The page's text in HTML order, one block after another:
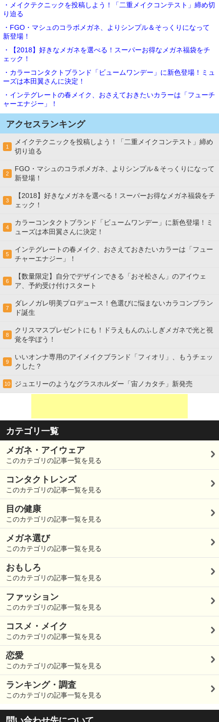
・メイクテクニックを投稿しよう！「二重メイクコンテスト」締め切
り迫る
・FGO・マシュのコラボメガネ、よりシンプル＆そっくりになって
新登場！
・【2018】好きなメガネを選べる！スーパーお得なメガネ福袋をチ
ェック！
・カラーコンタクトブランド「ビュームワンデー」に新色登場！ミュ
ーズは本田翼さんに決定！
・インテグレートの春メイク、おさえておきたいカラーは「フューチ
ャーエナジー」！
アクセスランキング
1
メイクテクニックを投稿しよう！「二重メイクコンテスト」締め
切り迫る
2
FGO・マシュのコラボメガネ、よりシンプル＆そっくりになって
新登場！
3
【2018】好きなメガネを選べる！スーパーお得なメガネ福袋をチ
ェック！
4
カラーコンタクトブランド「ビュームワンデー」に新色登場！ミ
ューズは本田翼さんに決定！
5
インテグレートの春メイク、おさえておきたいカラーは「フュー
チャーエナジー」！
6
【数量限定】自分でデザインできる「おそ松さん」のアイウェ
ア、予約受け付けスタート
7
ダレノガレ明美プロデュース！色選びに悩まないカラコンブラン
ド誕生
8
クリスマスプレゼントにも！ドラえもんのふしぎメガネで光と視
覚を学ぼう！
9
いいオンナ専用のアイメイクブランド「フィオリ」、もうチェッ
クした？
10 ジュエリーのようなグラスホルダー「宙ノカタチ」新発売
カテゴリ一覧
メガネ・アイウェア
このカテゴリの記事一覧を見る
コンタクトレンズ
このカテゴリの記事一覧を見る
目の健康
このカテゴリの記事一覧を見る
メガネ選び
このカテゴリの記事一覧を見る
おもしろ
このカテゴリの記事一覧を見る
ファッション
このカテゴリの記事一覧を見る
コスメ・メイク
このカテゴリの記事一覧を見る
恋愛
このカテゴリの記事一覧を見る
ランキング・調査
このカテゴリの記事一覧を見る